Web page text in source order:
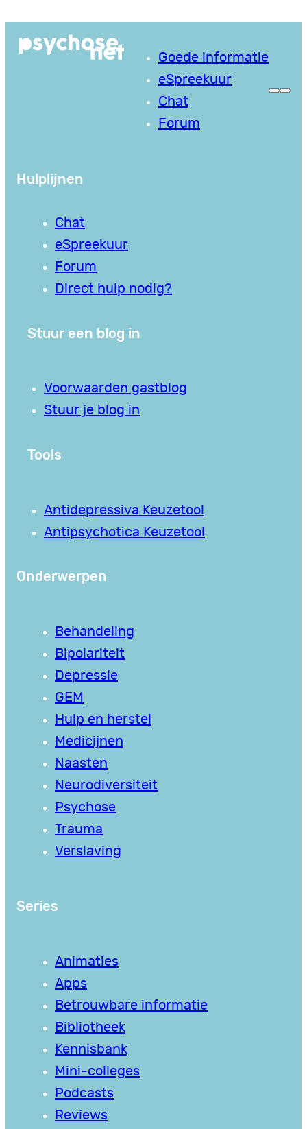
naar
Goede informatie
eSpreekuur
Chat
Forum
Hulplijnen
Chat
eSpreekuur
Forum
Direct hulp nodig?
Stuur een blog in
Voorwaarden gastblog
Stuur je blog in
Tools
Antidepressiva Keuzetool
Antipsychotica Keuzetool
Onderwerpen
Behandeling
Bipolariteit
Depressie
GEM
Hulp en herstel
Medicijnen
Naasten
Neurodiversiteit
Psychose
Trauma
Verslaving
Series
Animaties
Apps
Betrouwbare informatie
Bibliotheek
Kennisbank
Mini-colleges
Podcasts
Reviews